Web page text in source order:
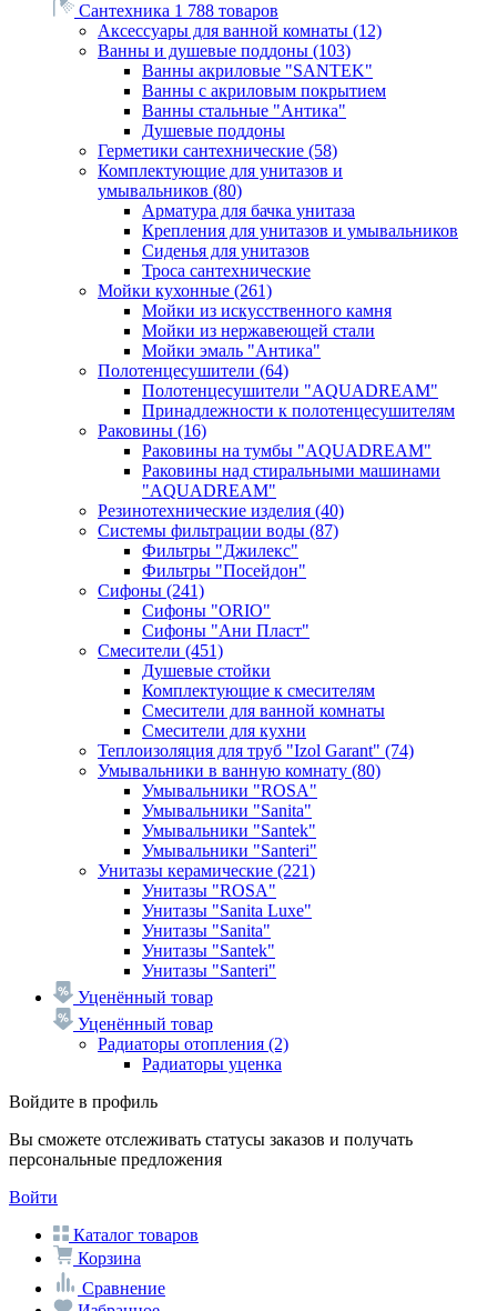
Сантехника 1 788 товаров
Аксессуары для ванной комнаты (12)
Ванны и душевые поддоны (103)
Ванны акриловые "SANTEK"
Ванны с акриловым покрытием
Ванны стальные "Антика"
Душевые поддоны
Герметики сантехнические (58)
Комплектующие для унитазов и
умывальников (80)
Арматура для бачка унитаза
Крепления для унитазов и умывальников
Сиденья для унитазов
Троса сантехнические
Мойки кухонные (261)
Мойки из искусственного камня
Мойки из нержавеющей стали
Мойки эмаль "Антика"
Полотенцесушители (64)
Полотенцесушители "AQUADREAM"
Принадлежности к полотенцесушителям
Раковины (16)
Раковины на тумбы "AQUADREAM"
Раковины над стиральными машинами
"AQUADREAM"
Резинотехнические изделия (40)
Системы фильтрации воды (87)
Фильтры "Джилекс"
Фильтры "Посейдон"
Сифоны (241)
Сифоны "ORIO"
Сифоны "Ани Пласт"
Смесители (451)
Душевые стойки
Комплектующие к смесителям
Смесители для ванной комнаты
Смесители для кухни
Теплоизоляция для труб "Izol Garant" (74)
Умывальники в ванную комнату (80)
Умывальники "ROSA"
Умывальники "Sanita"
Умывальники "Santek"
Умывальники "Santeri"
Унитазы керамические (221)
Унитазы "ROSA"
Унитазы "Sanita Luxe"
Унитазы "Sanita"
Унитазы "Santek"
Унитазы "Santeri"
Уценённый товар
Уценённый товар
Радиаторы отопления (2)
Радиаторы уценка
Войдите в профиль
Вы сможете отслеживать статусы заказов и получать
персональные предложения
Войти
Каталог товаров
Корзина
Сравнение